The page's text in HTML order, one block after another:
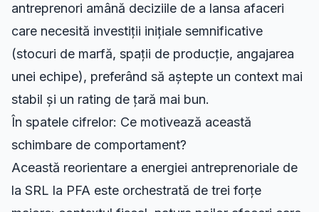
antreprenori amână deciziile de a lansa afaceri
care necesită investiții inițiale semnificative
(stocuri de marfă, spații de producție, angajarea
unei echipe), preferând să aștepte un context mai
stabil și un rating de țară mai bun.
În spatele cifrelor: Ce motivează această
schimbare de comportament?
Această reorientare a energiei antreprenoriale de
la SRL la PFA este orchestrată de trei forțe